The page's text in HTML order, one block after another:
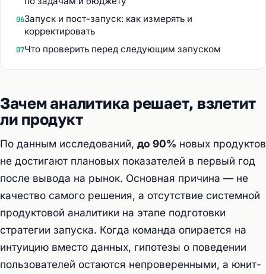
06Запуск и пост-запуск: как измерять и
корректировать
07Что проверить перед следующим запуском
Зачем аналитика решает, взлетит
ли продукт
По данным исследований, до 90% новых продуктов
не достигают плановых показателей в первый год
после вывода на рынок. Основная причина — не
качество самого решения, а отсутствие системной
продуктовой аналитики на этапе подготовки
стратегии запуска. Когда команда опирается на
интуицию вместо данных, гипотезы о поведении
пользователей остаются непроверенными, а юнит-